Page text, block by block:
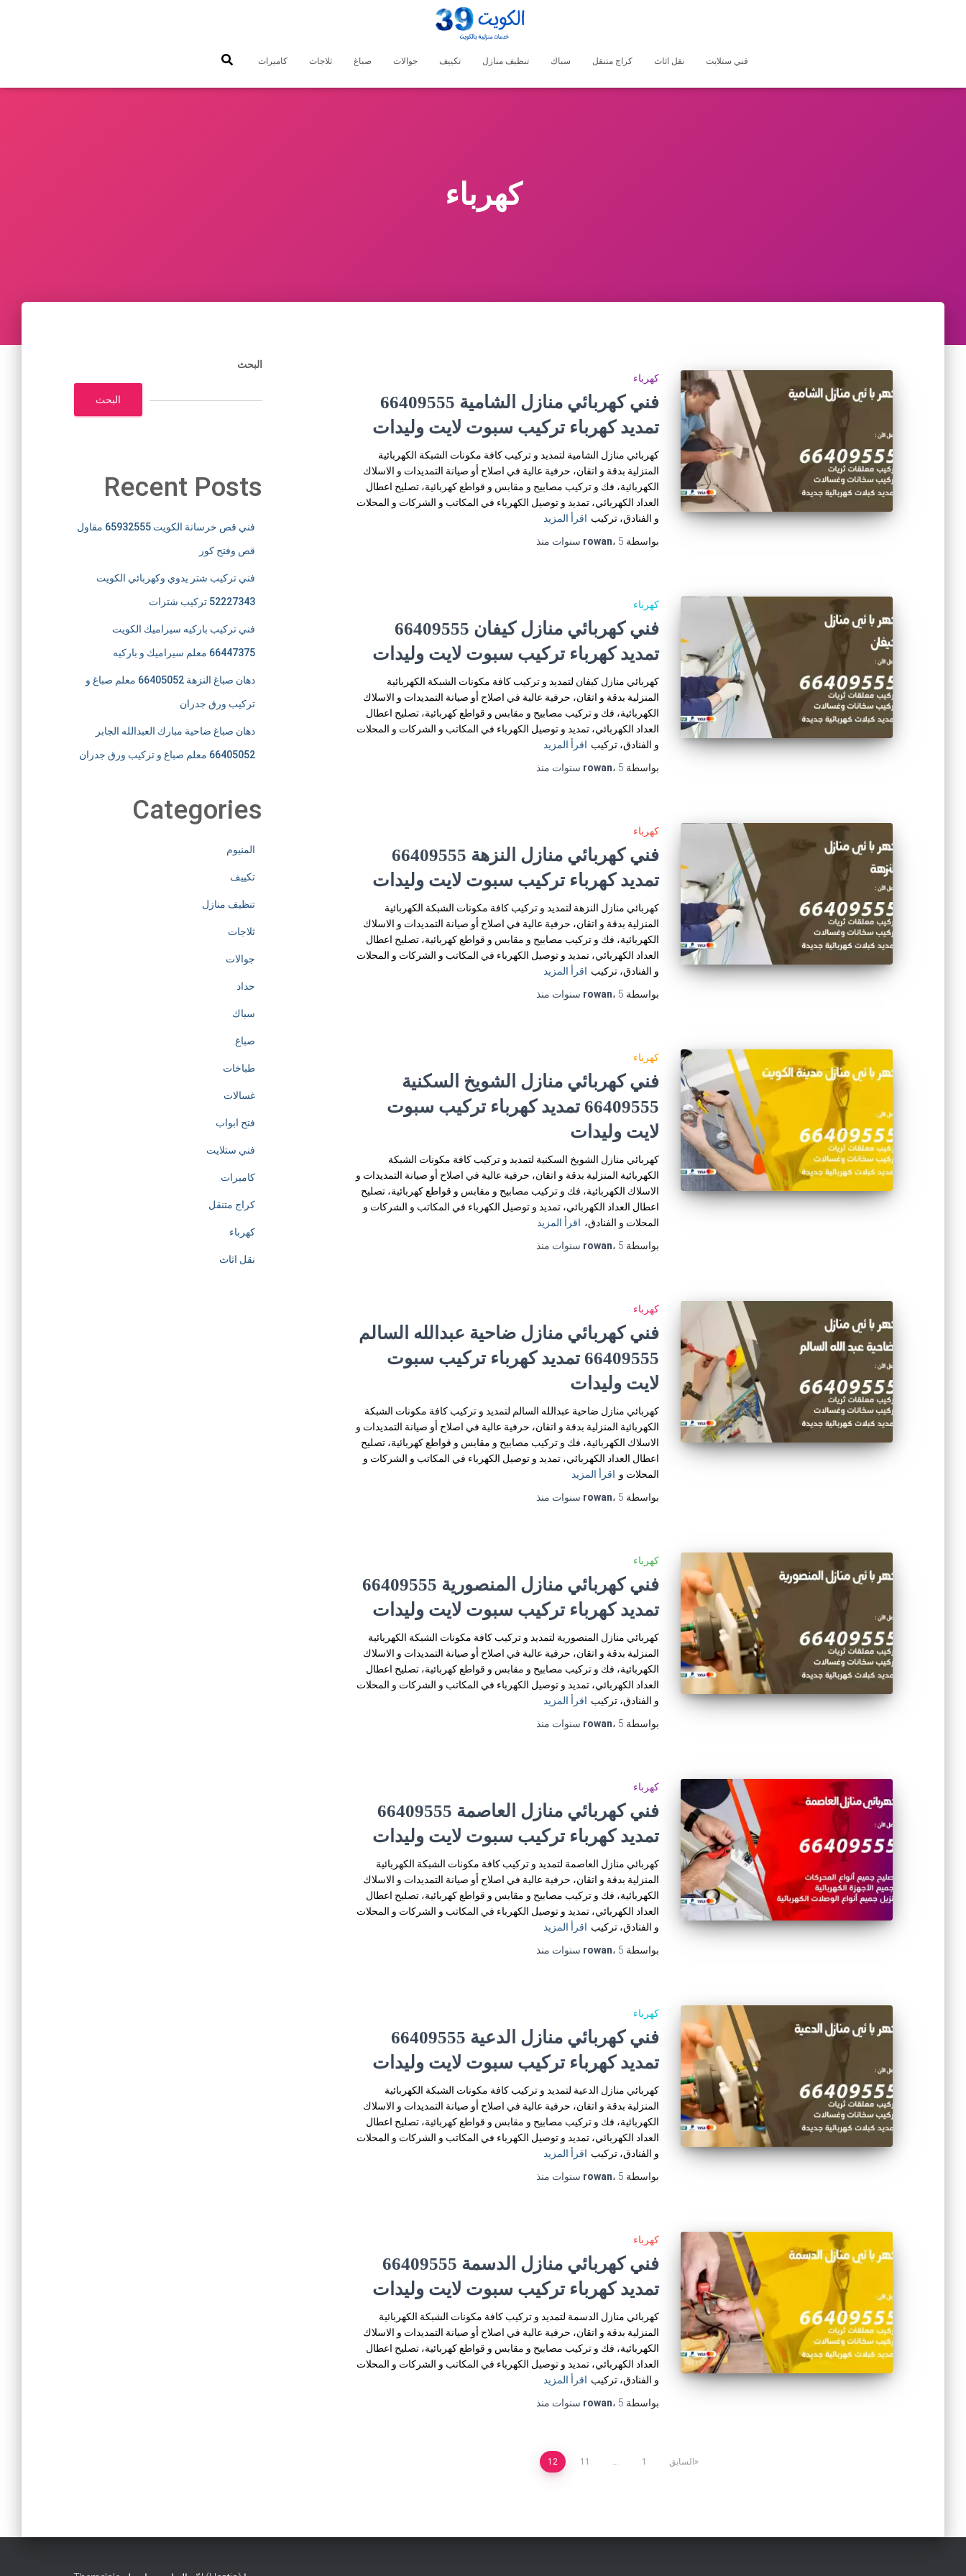
فني ستلايت نقل اثاث كراج متنقل سباك تنظيف منازل تكييف جوالات صباغ ثلاجات كاميرات
كهرباء
كهرباء
فني كهربائي منازل الشامية 66409555
تمديد كهرباء تركيب سبوت لايت وليدات
كهربائي منازل الشامية لتمديد و تركيب كافة مكونات الشبكة الكهربائية
المنزلية بدقة و اتقان، حرفية عالية في اصلاح أو صيانة التمديدات و الاسلاك
الكهربائية، فك و تركيب مصابيح و مقابس و قواطع كهربائية، تصليح اعطال
العداد الكهربائي، تمديد و توصيل الكهرباء في المكاتب و الشركات و المحلات
و الفنادق، تركيب اقرأ المزيد
بواسطة
rowan، 5 سنوات منذ
كهرباء
فني كهربائي منازل كيفان 66409555
تمديد كهرباء تركيب سبوت لايت وليدات
كهربائي منازل كيفان لتمديد و تركيب كافة مكونات الشبكة الكهربائية
المنزلية بدقة و اتقان، حرفية عالية في اصلاح أو صيانة التمديدات و الاسلاك
الكهربائية، فك و تركيب مصابيح و مقابس و قواطع كهربائية، تصليح اعطال
العداد الكهربائي، تمديد و توصيل الكهرباء في المكاتب و الشركات و المحلات
و الفنادق، تركيب اقرأ المزيد
بواسطة
rowan، 5 سنوات منذ
كهرباء
فني كهربائي منازل النزهة 66409555
تمديد كهرباء تركيب سبوت لايت وليدات
كهربائي منازل النزهة لتمديد و تركيب كافة مكونات الشبكة الكهربائية
المنزلية بدقة و اتقان، حرفية عالية في اصلاح أو صيانة التمديدات و الاسلاك
الكهربائية، فك و تركيب مصابيح و مقابس و قواطع كهربائية، تصليح اعطال
العداد الكهربائي، تمديد و توصيل الكهرباء في المكاتب و الشركات و المحلات
و الفنادق، تركيب اقرأ المزيد
بواسطة
rowan، 5 سنوات منذ
كهرباء
فني كهربائي منازل الشويخ السكنية
66409555 تمديد كهرباء تركيب سبوت
لايت وليدات
كهربائي منازل الشويخ السكنية لتمديد و تركيب كافة مكونات الشبكة
الكهربائية المنزلية بدقة و اتقان، حرفية عالية في اصلاح أو صيانة التمديدات و
الاسلاك الكهربائية، فك و تركيب مصابيح و مقابس و قواطع كهربائية، تصليح
اعطال العداد الكهربائي، تمديد و توصيل الكهرباء في المكاتب و الشركات و
المحلات و الفنادق، اقرأ المزيد
بواسطة
rowan، 5 سنوات منذ
كهرباء
فني كهربائي منازل ضاحية عبدالله السالم
66409555 تمديد كهرباء تركيب سبوت
لايت وليدات
كهربائي منازل ضاحية عبدالله السالم لتمديد و تركيب كافة مكونات الشبكة
الكهربائية المنزلية بدقة و اتقان، حرفية عالية في اصلاح أو صيانة التمديدات و
الاسلاك الكهربائية، فك و تركيب مصابيح و مقابس و قواطع كهربائية، تصليح
اعطال العداد الكهربائي، تمديد و توصيل الكهرباء في المكاتب و الشركات و
المحلات و اقرأ المزيد
بواسطة
rowan، 5 سنوات منذ
كهرباء
فني كهربائي منازل المنصورية 66409555
تمديد كهرباء تركيب سبوت لايت وليدات
كهربائي منازل المنصورية لتمديد و تركيب كافة مكونات الشبكة الكهربائية
المنزلية بدقة و اتقان، حرفية عالية في اصلاح أو صيانة التمديدات و الاسلاك
الكهربائية، فك و تركيب مصابيح و مقابس و قواطع كهربائية، تصليح اعطال
العداد الكهربائي، تمديد و توصيل الكهرباء في المكاتب و الشركات و المحلات
و الفنادق، تركيب اقرأ المزيد
بواسطة
rowan، 5 سنوات منذ
كهرباء
فني كهربائي منازل العاصمة 66409555
تمديد كهرباء تركيب سبوت لايت وليدات
كهربائي منازل العاصمة لتمديد و تركيب كافة مكونات الشبكة الكهربائية
المنزلية بدقة و اتقان، حرفية عالية في اصلاح أو صيانة التمديدات و الاسلاك
الكهربائية، فك و تركيب مصابيح و مقابس و قواطع كهربائية، تصليح اعطال
العداد الكهربائي، تمديد و توصيل الكهرباء في المكاتب و الشركات و المحلات
و الفنادق، تركيب اقرأ المزيد
بواسطة
rowan، 5 سنوات منذ
كهرباء
فني كهربائي منازل الدعية 66409555
تمديد كهرباء تركيب سبوت لايت وليدات
كهربائي منازل الدعية لتمديد و تركيب كافة مكونات الشبكة الكهربائية
المنزلية بدقة و اتقان، حرفية عالية في اصلاح أو صيانة التمديدات و الاسلاك
الكهربائية، فك و تركيب مصابيح و مقابس و قواطع كهربائية، تصليح اعطال
العداد الكهربائي، تمديد و توصيل الكهرباء في المكاتب و الشركات و المحلات
و الفنادق، تركيب اقرأ المزيد
بواسطة
rowan، 5 سنوات منذ
كهرباء
فني كهربائي منازل الدسمة 66409555
تمديد كهرباء تركيب سبوت لايت وليدات
كهربائي منازل الدسمة لتمديد و تركيب كافة مكونات الشبكة الكهربائية
المنزلية بدقة و اتقان، حرفية عالية في اصلاح أو صيانة التمديدات و الاسلاك
الكهربائية، فك و تركيب مصابيح و مقابس و قواطع كهربائية، تصليح اعطال
العداد الكهربائي، تمديد و توصيل الكهرباء في المكاتب و الشركات و المحلات
و الفنادق، تركيب اقرأ المزيد
بواسطة
rowan، 5 سنوات منذ
السابق 1
…
11
12
البحث
البحث
Recent Posts
فني قص خرسانة الكويت 65932555 مقاول
قص وفتح كور
فني تركيب شتر يدوي وكهربائي الكويت
52227343 تركيب شترات
فني تركيب باركيه سيراميك الكويت
66447375 معلم سيراميك و باركيه
دهان صباغ النزهة 66405052 معلم صباغ و
تركيب ورق جدران
دهان صباغ ضاحية مبارك العبدالله الجابر
66405052 معلم صباغ و تركيب ورق جدران
Categories
المنيوم
تكييف
تنظيف منازل
ثلاجات
جوالات
حداد
سباك
صباغ
طباخات
غسالات
فتح ابواب
فني ستلايت
كاميرات
كراج متنقل
كهرباء
نقل اثاث